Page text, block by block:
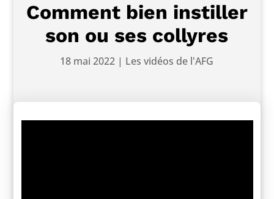
Comment bien instiller
son ou ses collyres
18 mai 2022 | Les vidéos de l'AFG